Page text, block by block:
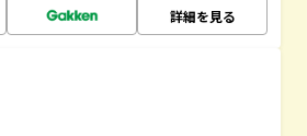
詳細を見る